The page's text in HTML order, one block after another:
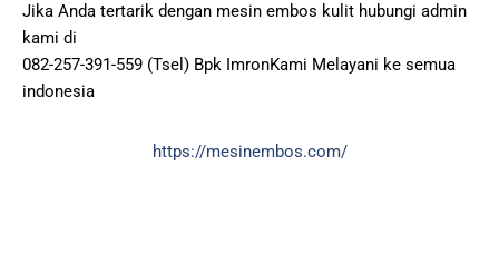
Jika Anda tertarik dengan mesin embos kulit hubungi admin
kami di
082-257-391-559 (Tsel) Bpk ImronKami Melayani ke semua
indonesia
https://mesinembos.com/